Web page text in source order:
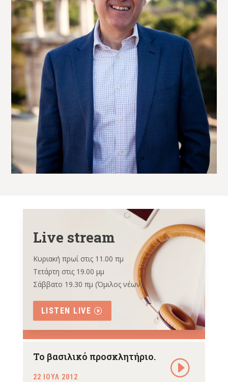
Live stream
Κυριακή πρωί στις 11.00 πμ
Τετάρτη στις 19.00 μμ
Σάββατο 19.30 πμ (Όμιλος νέων)
LISTEN LIVE
Το βασιλικό προσκλητήριο.
22 ΙΟΥΛ 2012